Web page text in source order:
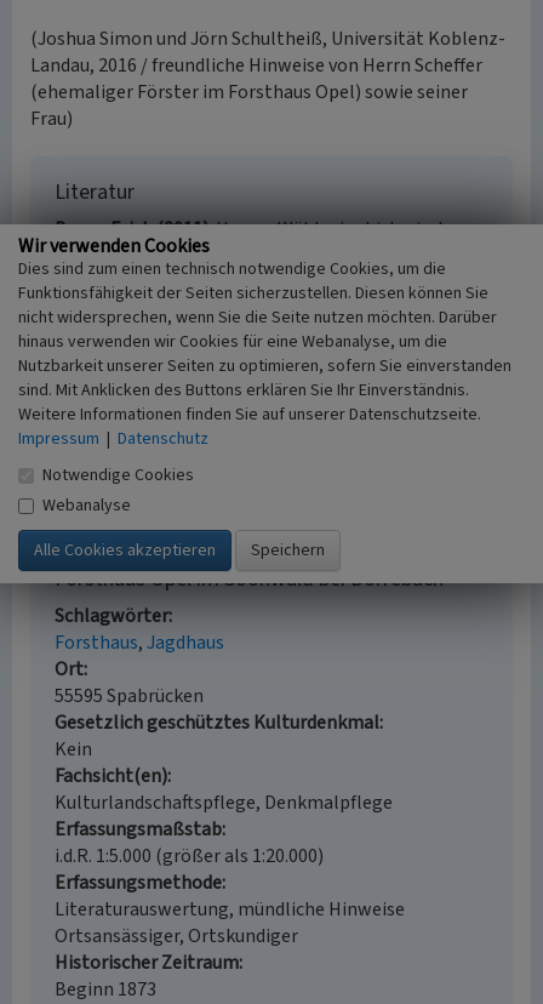
(Joshua Simon und Jörn Schultheiß, Universität Koblenz-
Landau, 2016 / freundliche Hinweise von Herrn Scheffer
(ehemaliger Förster im Forsthaus Opel) sowie seiner
Frau)
Literatur
Bauer, Erich (2011) Unsere Wälder im historischen
Kartenbild. Seibersbach.
Bauer, Erich (2007) Der Soonwald. Auf den Spuren
des Jägers aus Kurpfalz. Seibersbach (2. Auflage).
Feil, Fridolin (2000) Dörrebacher Geschichten.
Dörrebach.
Schultheiß, Jörn (2016) Forstliche Entwicklung im
zentralen Bereich des Nationalparks Hunsrück-
Hochwald seit dem 18. Jahrhundert. In: Koblenzer
Geogrpahisches Kolloquium 36, S. 43-76. Koblenz.
Forsthaus Opel im Soonwald bei Dörrebach
Schlagwörter
Forsthaus Jagdhaus
Ort
55595 Spabrücken
Gesetzlich geschütztes Kulturdenkmal
Kein
Fachsicht(en)
Kulturlandschaftspflege, Denkmalpflege
Erfassungsmaßstab
i.d.R. 1:5.000 (größer als 1:20.000)
Erfassungsmethode
Literaturauswertung, mündliche Hinweise
Ortsansässiger, Ortskundiger
Historischer Zeitraum
Beginn 1873
Wir verwenden Cookies
Dies sind zum einen technisch notwendige Cookies, um die
Funktionsfähigkeit der Seiten sicherzustellen. Diesen können Sie
nicht widersprechen, wenn Sie die Seite nutzen möchten. Darüber
hinaus verwenden wir Cookies für eine Webanalyse, um die
Nutzbarkeit unserer Seiten zu optimieren, sofern Sie einverstanden
sind. Mit Anklicken des Buttons erklären Sie Ihr Einverständnis.
Weitere Informationen finden Sie auf unserer Datenschutzseite.
Impressum | Datenschutz
Notwendige Cookies
Webanalyse